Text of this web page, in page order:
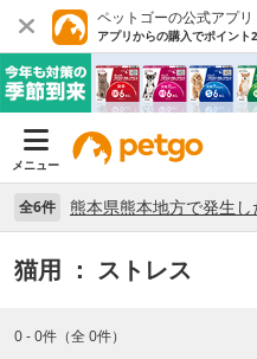
ペットゴーの公式アプリ
アプリからの購入でポイント
メニュー
全6件
猫用 ： ストレス
0 - 0件（全 0件）